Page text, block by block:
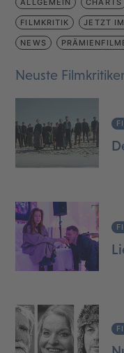
ALLGEMEIN CHARTS
FILMKRITIK JETZT
NEWS
Neuste